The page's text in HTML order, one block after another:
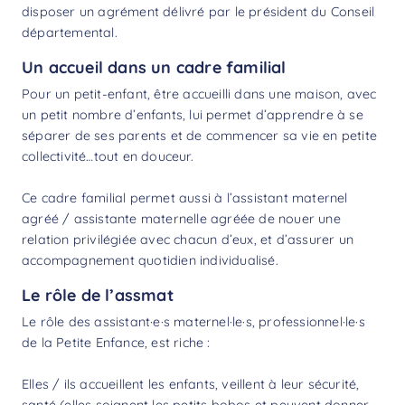
disposer un agrément délivré par le président du Conseil
départemental.
Un accueil dans un cadre familial
Pour un petit-enfant, être accueilli dans une maison, avec
un petit nombre d’enfants, lui permet d’apprendre à se
séparer de ses parents et de commencer sa vie en petite
collectivité…tout en douceur.
Ce cadre familial permet aussi à l’assistant maternel
agréé / assistante maternelle agréée de nouer une
relation privilégiée avec chacun d’eux, et d’assurer un
accompagnement quotidien individualisé.
Le rôle de l’assmat
Le rôle des assistant·e·s maternel·le·s, professionnel·le·s
de la Petite Enfance, est riche :
Elles / ils accueillent les enfants, veillent à leur sécurité,